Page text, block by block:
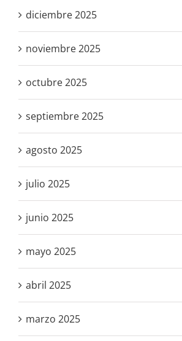
diciembre 2025
noviembre 2025
octubre 2025
septiembre 2025
agosto 2025
julio 2025
junio 2025
mayo 2025
abril 2025
marzo 2025